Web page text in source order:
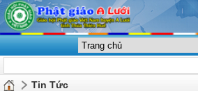
Tin Tức